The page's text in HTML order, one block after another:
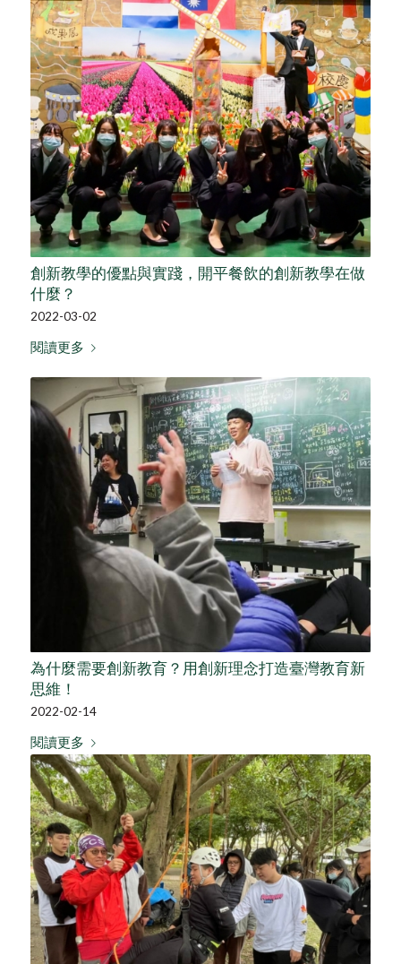
創新教學的優點與實踐，開平餐飲的創新教學在做
什麼？
2022-03-02
閱讀更多
為什麼需要創新教育？用創新理念打造臺灣教育新
思維！
2022-02-14
閱讀更多